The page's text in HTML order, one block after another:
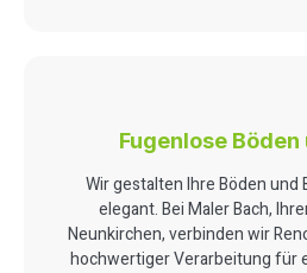
Fugenlose
Wir gestalten Ihre Böden und
elegant. Bei Maler Bach,
Neunkirchen, verbinden wir
hochwertiger Verarbeitung für